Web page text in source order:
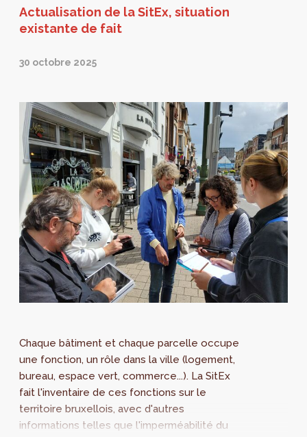
Actualisation de la SitEx, situation
existante de fait
30 octobre 2025
Chaque bâtiment et chaque parcelle occupe
une fonction, un rôle dans la ville (logement,
bureau, espace vert, commerce...). La SitEx
fait l'inventaire de ces fonctions sur le
territoire bruxellois, avec d'autres
informations telles que l'imperméabilité du